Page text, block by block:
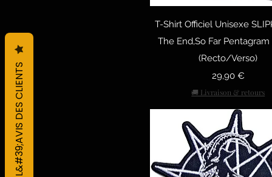
Быстрый
T-Shirt Officiel Unisexe
The End,So Far Pentagram
(Recto/Verso)
Цена
29,90 €
🚚 Livraison & retours
L&#39;AVIS DES CLIENTS